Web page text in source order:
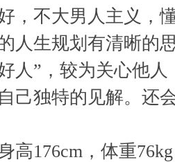
，不大男人主义，
人生规划有清晰的
人”，较为关心他
自己独特的见解。还
高176cm，体重